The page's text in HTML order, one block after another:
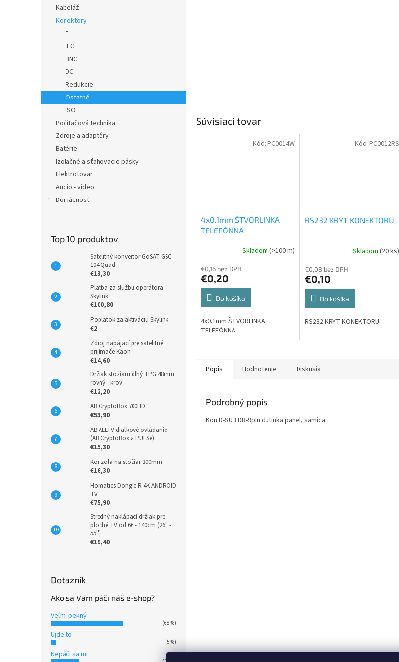
Kabeláž
Konektory
F
IEC
BNC
DC
Redukcie
Ostatné
ISO
Počítačová technika
Zdroje a adaptéry
Batérie
Izolačné a sťahovacie pásky
Elektrotovar
Audio - video
Domácnosť
Top 10 produktov
Satelitný konvertor GoSAT GSC-
104 Quad
€13,30
Platba za službu operátora
Skylink
€100,80
Poplatok za aktiváciu Skylink
€2
Zdroj napájací pre satelitné
prijímače Kaon
€14,60
Držiak stožiaru dlhý TPG 48mm
rovný - krov
€12,20
AB CryptoBox 700HD
€53,90
AB ALLTV diaľkové ovládanie
(AB CryptoBox a PULSe)
€15,30
Konzola na stožiar 300mm
€16,30
Homatics Dongle R 4K ANDROID
TV
€75,90
Stredný naklápací držiak pre
ploché TV od 66 - 140cm (26'' -
55'')
€19,40
Dotazník
Ako sa Vám páči náš e-shop?
Veľmi pekný
(68%)
Ujde to
(5%)
Nepáči sa mi
Súvisiaci tovar
4x0.1mm ŠTVORLINKA
TELEFÓNNA
Skladom (>100 m)
€0,16 bez DPH
€0,20
Do košíka
4x0.1mm ŠTVORLINKA
TELEFÓNNA
Kód: PC0014W
RS232 KRYT KONEKTORU
Skladom (20 ks)
€0,08 bez DPH
€0,10
Do košíka
RS232 KRYT KONEKTORU
Kód: PC0012RS
Popis Hodnotenie Diskusia
Podrobný popis
Kon.D-SUB DB-9pin dutinka panel, samica.